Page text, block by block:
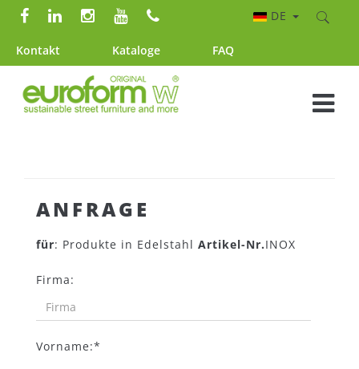
Kontakt Kataloge FAQ
DE
ANFRAGE
für: Produkte in Edelstahl Artikel-Nr.INOX
Firma:
Vorname:*